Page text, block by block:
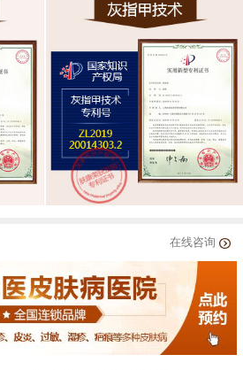
在线咨询